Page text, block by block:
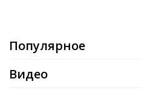
Популярное
Видео